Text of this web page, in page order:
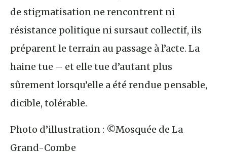
de stigmatisation ne rencontrent ni
résistance politique ni sursaut collectif, ils
préparent le terrain au passage à l’acte. La
haine tue – et elle tue d’autant plus
sûrement lorsqu’elle a été rendue pensable,
dicible, tolérable.
Photo d’illustration : ©Mosquée de La
Grand-Combe